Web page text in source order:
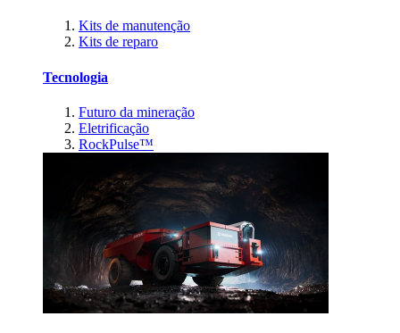
Kits de manutenção
Kits de reparo
Tecnologia
Futuro da mineração
Eletrificação
RockPulse™